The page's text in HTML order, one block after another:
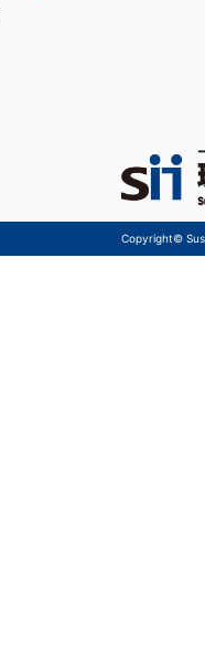
Copyright©